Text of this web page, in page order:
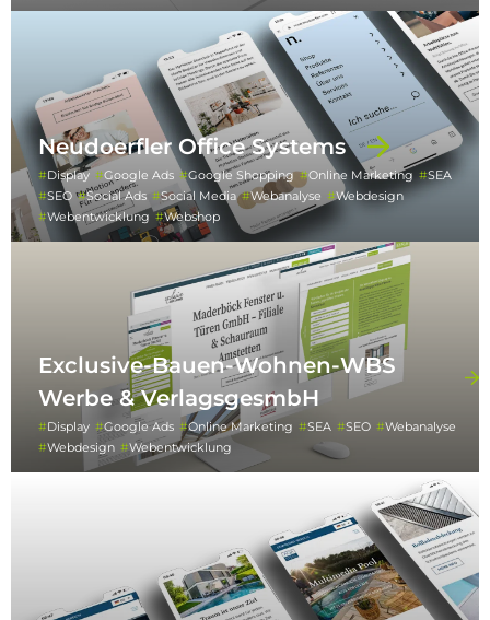
Neudoerfler Office Systems
Display Google Ads Google Shopping Online Marketing
SEA
SEO
Social Ads Social Media Webanalyse
Webdesign
Webentwicklung
Webshop
Exclusive-Bauen-Wohnen-WBS
Werbe & VerlagsgesmbH
Display Google Ads Online Marketing SEA SEO
Webanalyse
Webdesign
Webentwicklung